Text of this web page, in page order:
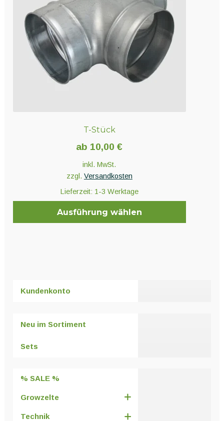
können
Produktseite
gewählt
T-Stück
ab 10,00€
inkl. MwSt.
zzgl. Versandkosten
Lieferzeit: 1-3 Werktage
Ausführung wählen
auf.
auf
gewählt
Kundenkonto
Neu im Sortiment
Sets
% SALE %
Growzelte
Technik